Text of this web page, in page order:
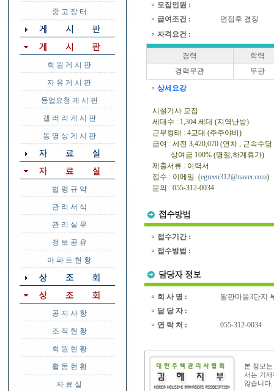
중 고 장 터
회 원 게 시 판
자 유 게 시 판
등업요청 게 시 판
갤 러 리 게 시 판
동 영 상 게 시 판
법 령 규 약
관 리 서 식
관 리 실 무
정 보 공 유
아 파 트 현 황
공 지 사 항
조 직 현 황
회 원 현 황
활 동 현 황
자 료 실
모집인원 :
급여조건 :
면접후 결정
자격요건 :
경력
학력
경력무관
무관
상세요강
시설기사 모집
세대수 : 1,304 세대 (지역난방)
근무형태 : 4교대 (주주야비)
급여 : 세전 3,420,070 (연차 , 근속수
상여금 100% (명절,하계휴가)
제출서류 : 이력서
접수 : 이메일 (egreen312@naver.com)
문의 : 055-312-0034
접수기간 :
접수방법 :
회 사 명 :
팔판마을3단지
담 당 자 :
연 락 처 :
055-312-0034
본 정보는
서는 기
않습니다